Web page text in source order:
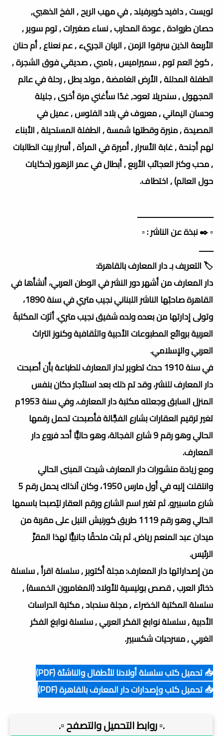
تويست , دافيد كوبرفيلد , في مهب الريح , الفخ الذهبي,
حصان طروادة , عودة المحارب , نساء صغيرات , توم سوير ,
الأربعة الذين سرقوا الزمن , الربان الجريء , عم نعناع , أم حنان
, كوخ العم توم , سميراميس , بامبي , صديقي فوق الشجرة ,
الطفلة المدللة , الأرض الغامضة , مولد بطل , رحلة في عالم
المجهول , سندريلا تعود, غدًا سأغني مرة أخرى , جليلة
وحسان اليماني , معروف في بلاد الفلوس , عميل في
المصيدة , منيرة وقطتها شمسة , الطفلة المستحيلة , الأبناء
لهم أجنحة , غابة الأسرار , أميرة في المرآة , أسرار بيت الطالبات
, محب وكنز العجائب الأربع , أبطال في عمر الزهور (حكايات
حول العالم) , اختطاف.
ــــــــــــــــــــــــــــــــــــــ
▫️ ✒️ نبذة عن الناشر : ▫️
ـــــــ
🏷️ التعريف بـ دار المعارف بالقاهرة:
دار المعارف من أشهر دور النشر في الوطن العربي، أنشأها في
القاهرة صاحبُها الناشر اللبناني نجيب متري في سنة 1890،
وتولى إدارتها من بعده ولده شفيق نجيب متري. أثرَت المكتبةَ
العربية بروائع المطبوعات الأدبية والثقافية وكنوز التراث
العربي والإسلامي.
في سنة 1910 حدث تطوير لدار المعارف للطباعة بأن أصبحت
دار المعارف للنشر، وقد تم ذلك بعد استئجار دكان بنفس
المنزل السابق وجعلته مكتبة دار المعارف. وفي سنة 1953م
تغير ترقيم العقارات بشارع الفجَّالة فأصبحت تحمل رقمها
الحالي وهو رقم 9 شارع الفجالة، وهو حاليًّا أحد فروع دار
المعارف.
ومع زيادة منشورات دار المعارف شيدت المبنى الحالي
وانتقلت إليه في أول مارس 1950، وكان آنذاك يحمل رقم 5
شارع ماسبيرو. ثم تغير اسم الشارع ورقم العقار ليُصبحا باسمها
الحالي وهو رقم 1119 طريق كورنيش النيل على مقربة من
ميدان عبد المنعم رياض. ثم بنَت ملحقًا جانبيًّا لهذا المقرِّ
الرئيس.
من إصداراتها دار المعارف: مجلة أكتوبر , سلسلة اقرأ , سلسلة
ذخائر العرب , قصص بوليسية للأولاد (المغامرون الخمسة) ,
سلسلة المكتبة الخضراء , مجلة سندباد , مكتبة الدراسات
الأدبية , سلسلة نوابغ الفكر العربي , سلسلة نوابغ الفكر
الغربي , مسرحيات شكسبير.
📥 تحميل كتب سلسلة أولادنا للأطفال والناشئة (PDF)
📥 تحميل كتب وإصدارات دار المعارف بالقاهرة (PDF)
.▫️ روابط التحميل والتصفح ▫️.